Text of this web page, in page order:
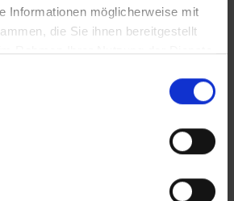
Informationen möglicherweise mit
die Sie ihnen bereitgestellt
Rahmen Ihrer Nutzung der Dienste